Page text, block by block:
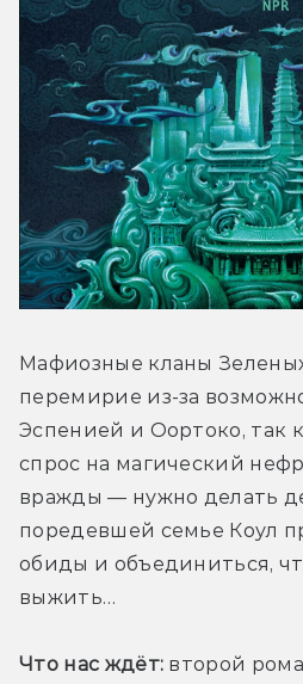
Мафиозные кланы
перемирие из-за
Эспенией и Оортоко, так
спрос на магический
вражды — нужно делать
поредевшей семье Коул
обиды и объединиться,
выжить…
Что нас ждёт: второй